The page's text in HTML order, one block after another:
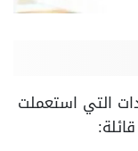
التي استعملت